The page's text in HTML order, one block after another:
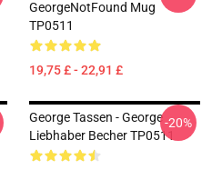
GeorgeNotFound Mug
TP0511
19,75 £ - 22,91 £
George Tassen - George
Liebhaber Becher TP0511
-20%